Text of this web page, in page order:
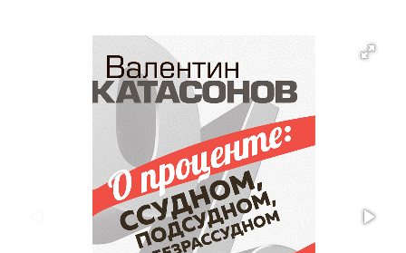
Публицистика
непознанное